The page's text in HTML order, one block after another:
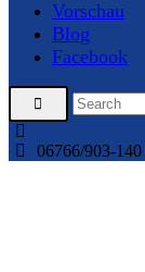
Vorschau
Blog
Facebook
06766/903-140